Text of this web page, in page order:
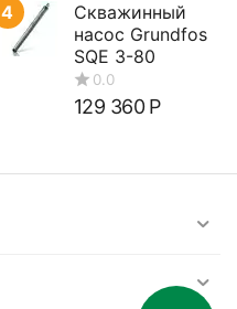
4
Скважинный
насос Grundfos
SQE 3-80
129 360 Р